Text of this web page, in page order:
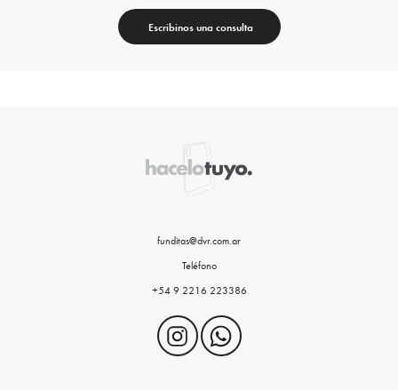
Escribinos una consulta
funditas@dvr.com.ar
Teléfono
+54 9 2216 223386